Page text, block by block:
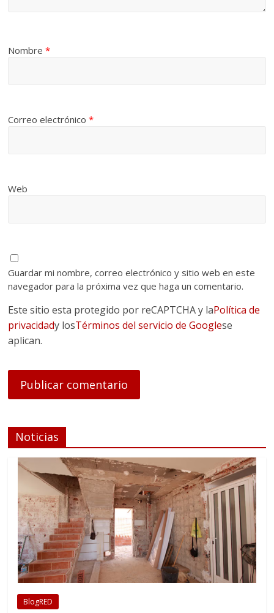
Nombre*
Correo electrónico*
Web
Guardar mi nombre, correo electrónico y sitio web en este
navegador para la próxima vez que haga un comentario.
Este sitio esta protegido por reCAPTCHA y laPolítica de
privacidady losTérminos del servicio de Googlese
aplican.
Noticias
BlogRED